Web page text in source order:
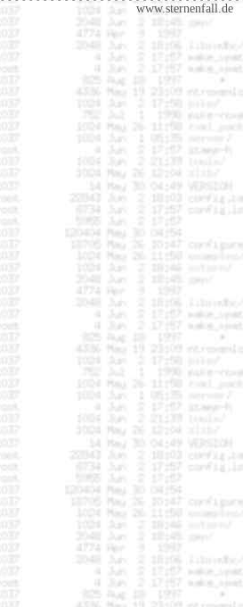
www.sternenfall.de